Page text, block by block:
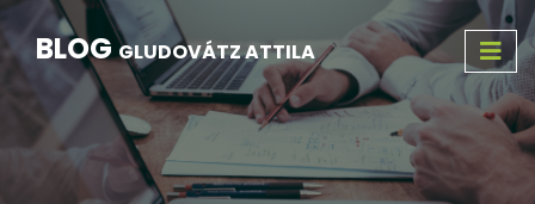
BLOGGLUDOVÁTZ ATTILA